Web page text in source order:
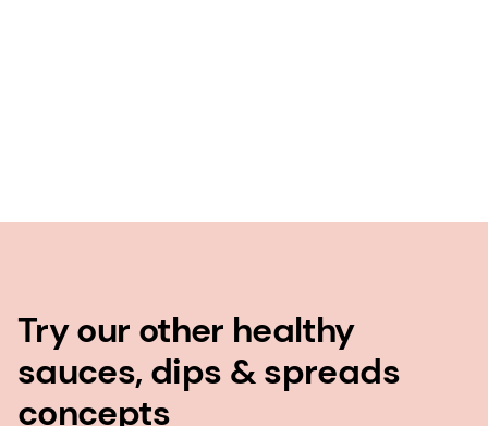
Try our other healthy
sauces, dips & spreads
concepts